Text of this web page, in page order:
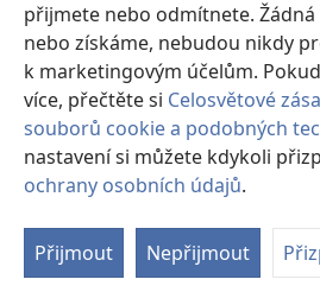
přijmete nebo odmítnete.
nebo získáme, nebudou nikdy
k marketingovým účelům.
více, přečtěte si Celosvětové
souborů cookie a podobných
nastavení si můžete kdykoli
ochrany osobních údajů.
Přijmout Nepřijmout
Watchtower Library
Copyright© 2026 Watch Tower Bible and
PODMÍNKY POUŽITÍ|OCHRANA
SOUKROMÍ